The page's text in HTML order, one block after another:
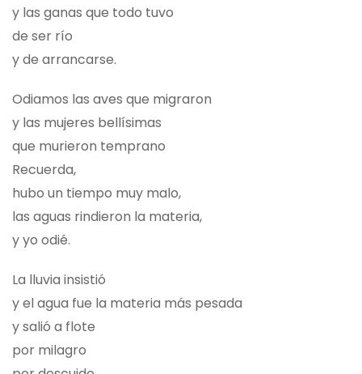
y las ganas que todo tuvo
de ser río
y de arrancarse.
Odiamos las aves que migraron
y las mujeres bellísimas
que murieron temprano
Recuerda,
hubo un tiempo muy malo,
las aguas rindieron la materia,
y yo odié.
La lluvia insistió
y el agua fue la materia más pesada
y salió a flote
por milagro